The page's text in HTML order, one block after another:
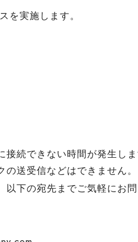
を実施します。
続できない時間が発生しま
送受信などはできません。
下の宛先までご気軽にお問